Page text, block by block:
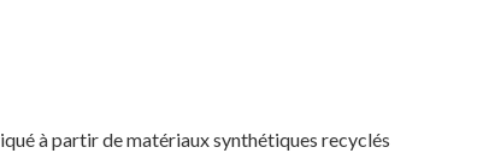
à partir de matériaux synthétiques recyclés